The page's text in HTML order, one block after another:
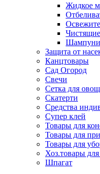
Жидкое
Шампуни
Защита от
Канцтовары
Сад Огород
Свечи
Сетка для
Скатерти
Средства
Супер клей
Товары для
Товары для
Товары для
Хоз.товары для
Шпагат